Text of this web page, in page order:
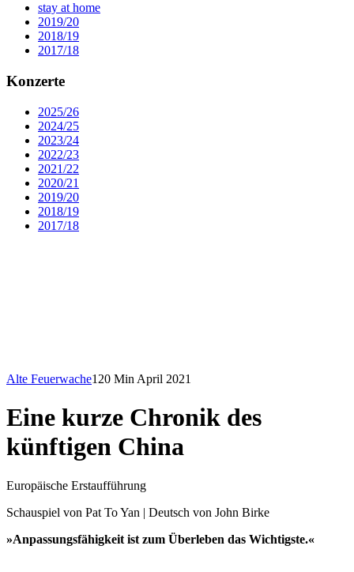
stay at home
2019/20
2018/19
2017/18
Konzerte
2025/26
2024/25
2023/24
2022/23
2021/22
2020/21
2019/20
2018/19
2017/18
Alte Feuerwache120 Min April 2021
Eine kurze Chronik des
künftigen China
Europäische Erstaufführung
Schauspiel von Pat To Yan | Deutsch von John Birke
»Anpassungsfähigkeit ist zum Überleben das Wichtigste.«